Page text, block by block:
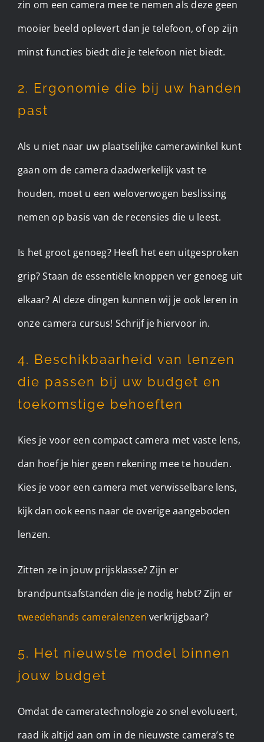
zin om een camera mee te nemen als deze geen
mooier beeld oplevert dan je telefoon, of op zijn
minst functies biedt die je telefoon niet biedt.
2. Ergonomie die bij uw handen
past
Als u niet naar uw plaatselijke camerawinkel kunt
gaan om de camera daadwerkelijk vast te
houden, moet u een weloverwogen beslissing
nemen op basis van de recensies die u leest.
Is het groot genoeg? Heeft het een uitgesproken
grip? Staan de essentiële knoppen ver genoeg uit
elkaar? Al deze dingen kunnen wij je ook leren in
onze camera cursus! Schrijf je hiervoor in.
4. Beschikbaarheid van lenzen
die passen bij uw budget en
toekomstige behoeften
Kies je voor een compact camera met vaste lens,
dan hoef je hier geen rekening mee te houden.
Kies je voor een camera met verwisselbare lens,
kijk dan ook eens naar de overige aangeboden
lenzen.
Zitten ze in jouw prijsklasse? Zijn er
brandpuntsafstanden die je nodig hebt? Zijn er
tweedehands cameralenzen verkrijgbaar?
5. Het nieuwste model binnen
jouw budget
Omdat de cameratechnologie zo snel evolueert,
raad ik altijd aan om in de nieuwste camera’s te